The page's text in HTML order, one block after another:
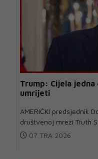
Trump: Cijela
umrijeti
AMERIČKI predsjednik
društvenoj mreži Truth
07 TRA 2026